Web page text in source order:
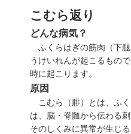
こむら返り
どんな病気？
ふくらはぎの筋肉（下
うけいれんが起こるもの
時に起こります。
原因
こむら（腓）とは、ふ
は、脳・脊髄から伝わる
そのしくみに異常が生じ